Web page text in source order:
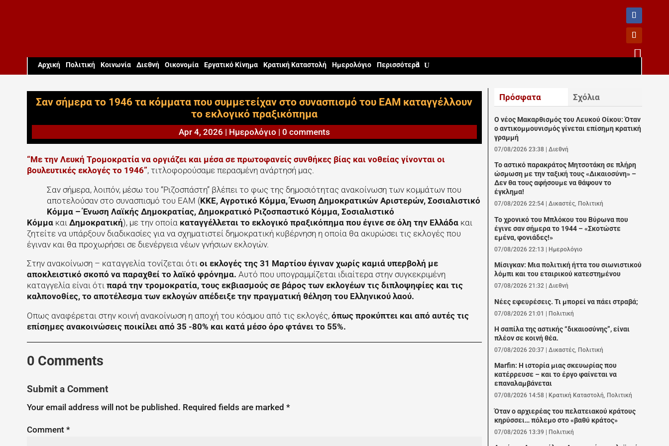

Aρχική Πολιτική Κοινωνία Διεθνή Οικονομία Εργατικό Κίνημα Κρατική Καταστολή Ημερολόγιο Περισσότερα
Σαν σήμερα το 1946 τα κόμματα που συμμετείχαν στο συνασπισμό του ΕΑΜ καταγγέλλουν
το εκλογικό πραξικόπημα
Apr 4, 2026 | Ημερολόγιο | 0 comments
“Με την Λευκή Τρομοκρατία να οργιάζει και μέσα σε πρωτοφανείς συνθήκες βίας και νοθείας γίνονται οι
βουλευτικές εκλογές το 1946”, τιτλοφορούσαμε περασμένη ανάρτησή μας.
Σαν σήμερα, λοιπόν, μέσω του “Ριζοσπάστη” βλέπει το φως της δημοσιότητας ανακοίνωση των κομμάτων που
αποτελούσαν στο συνασπισμό του ΕΑΜ (ΚΚΕ, Αγροτικό Κόμμα, Ένωση Δημοκρατικών Αριστερών, Σοσιαλιστικό
Κόμμα – Ένωση Λαϊκής Δημοκρατίας, Δημοκρατικό Ριζοσπαστικό Κόμμα, Σοσιαλιστικό
Κόμμα και Δημοκρατική), με την οποία καταγγέλλεται το εκλογικό πραξικόπημα που έγινε σε όλη την Ελλάδακαι
ζητείτε να υπάρξουν διαδικασίες για να σχηματιστεί δημοκρατική κυβέρνηση η οποία θα ακυρώσει τις εκλογές που
έγιναν και θα προχωρήσει σε διενέργεια νέων γνήσιων εκλογών.
Στην ανακοίνωση – καταγγελία τονίζεται ότι οι εκλογές της 31 Μαρτίου έγιναν χωρίς καμιά υπερβολή με
αποκλειστικό σκοπό να παραχθεί το λαϊκό φρόνημα. Αυτό που υπογραμμίζεται ιδιαίτερα στην συγκεκριμένη
καταγγελία είναι ότι παρά την τρομοκρατία, τους εκβιασμούς σε βάρος των εκλογέων τις διπλοψηφίες και τις
καλπονοθίες, το αποτέλεσμα των εκλογών απέδειξε την πραγματική θέληση του Ελληνικού λαού.
Οπως αναφέρεται στην κοινή ανακοίνωση η αποχή του κόσμου από τις εκλογές, όπως προκύπτει και από αυτές τις
επίσημες ανακοινώσεις ποικίλει από 35 -80% και κατά μέσο όρο φτάνει το 55%.
0 Comments
Submit a Comment
Your email address will not be published. Required fields are marked *
Comment *
Πρόσφατα Σχόλια
Ο νέος Μακαρθισμός του Λευκού Οίκου: Όταν
ο αντικομμουνισμός γίνεται επίσημη κρατική
γραμμή
07/08/2026 23:38 |Διεθνή
Το αστικό παρακράτος Μητσοτάκη σε πλήρη
ώσμωση με την ταξική τους «Δικαιοσύνη» –
Δεν θα τους αφήσουμε να θάψουν το
έγκλημα!
07/08/2026 22:54 |Δικαστές, Πολιτική
Το χρονικό του Μπλόκου του Βύρωνα που
έγινε σαν σήμερα το 1944 – «Σκοτώστε
εμένα, φονιάδες!»
07/08/2026 22:13 | Ημερολόγιο
Μίσιγκαν: Μια πολιτική ήττα του σιωνιστικού
λόμπι και του εταιρικού κατεστημένου
07/08/2026 21:32 |Διεθνή
Νέες εφευρέσεις. Τι μπορεί να πάει στραβά;
07/08/2026 21:01 | Πολιτική
Η σαπίλα της αστικής “δικαιοσύνης”, είναι
πλέον σε κοινή θέα.
07/08/2026 20:37 |Δικαστές, Πολιτική
Marfin: Η ιστορία μιας σκευωρίας που
κατέρρευσε – και το έργο φαίνεται να
επαναλαμβάνεται
07/08/2026 14:58 Κρατική Καταστολή, Πολιτική
Όταν ο αρχιερέας του πελατειακού κράτους
κηρύσσει… πόλεμο στο «βαθύ κράτος»
07/08/2026 13:39 | Πολιτική